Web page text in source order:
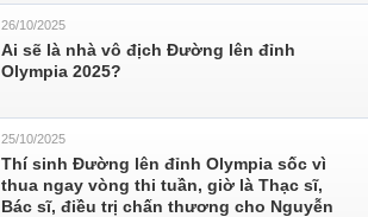
26/10/2025
Ai sẽ là nhà vô địch Đường lên đỉnh
Olympia 2025?
25/10/2025
Thí sinh Đường lên đỉnh Olympia sốc vì
thua ngay vòng thi tuần, giờ là Thạc sĩ,
Bác sĩ, điều trị chấn thương cho Nguyễn